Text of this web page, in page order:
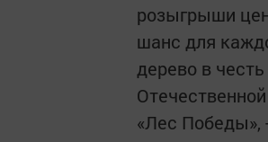
розыгрыши
шанс для
дерево в
«Лес Победы»,